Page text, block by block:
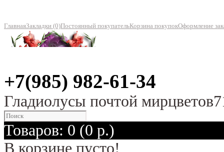
ГлавнаяЗакладки (0)Постоянный покупательКорзина покупокОформление
+7(985) 982-61-34
Гладиолусы почтой
Товаров: 0 (0 р.)
В корзине пусто!